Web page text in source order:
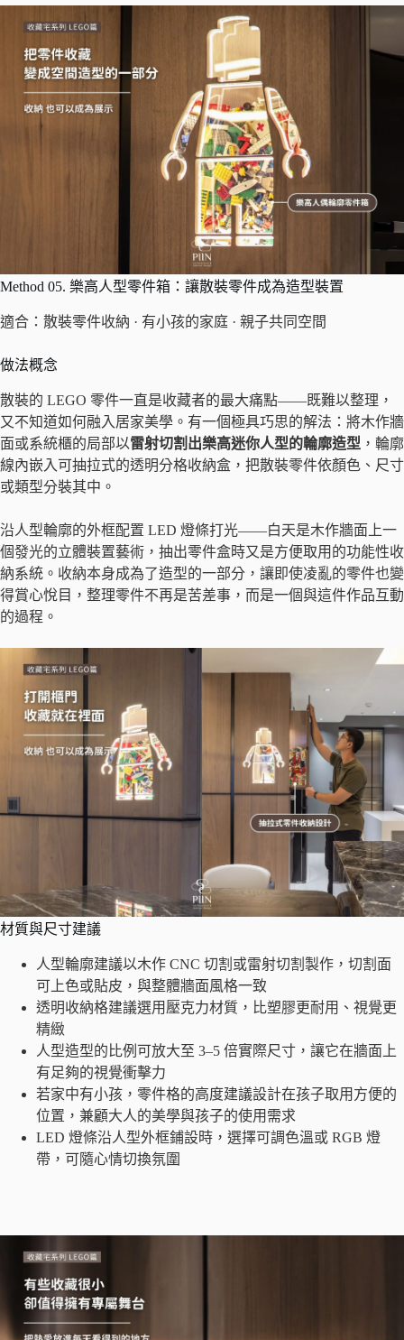
Method 05. 樂高人型零件箱：讓散裝零件成為造型裝置
適合：散裝零件收納 · 有小孩的家庭 · 親子共同空間
做法概念
散裝的 LEGO 零件一直是收藏者的最大痛點——既難以整理，
又不知道如何融入居家美學。有一個極具巧思的解法：將木作牆
面或系統櫃的局部以雷射切割出樂高迷你人型的輪廓造型 ，輪廓
線內嵌入可抽拉式的透明分格收納盒，把散裝零件依顏色、尺寸
或類型分裝其中。
沿人型輪廓的外框配置 LED 燈條打光——白天是木作牆面上一
個發光的立體裝置藝術，抽出零件盒時又是方便取用的功能性收
納系統。收納本身成為了造型的一部分，讓即使凌亂的零件也變
得賞心悅目，整理零件不再是苦差事，而是一個與這件作品互動
的過程。
材質與尺寸建議
人型輪廓建議以木作 CNC 切割或雷射切割製作，切割面
可上色或貼皮，與整體牆面風格一致
透明收納格建議選用壓克力材質，比塑膠更耐用、視覺更
精緻
人型造型的比例可放大至 3–5 倍實際尺寸，讓它在牆面上
有足夠的視覺衝擊力
若家中有小孩，零件格的高度建議設計在孩子取用方便的
位置，兼顧大人的美學與孩子的使用需求
LED 燈條沿人型外框鋪設時，選擇可調色溫或 RGB 燈
帶，可隨心情切換氛圍